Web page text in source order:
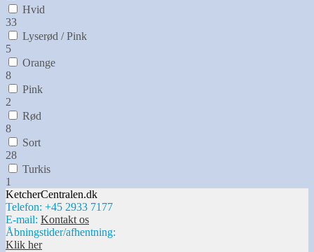
Hvid
33
Lyserød / Pink
5
Orange
8
Pink
2
Rød
8
Sort
28
Turkis
1
KetcherCentralen.dk
Telefon: +45 2933 7177
E-mail: Kontakt os
Åbningstider/afhentning:
Klik her